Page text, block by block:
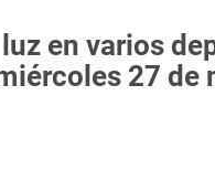
en varios
27 de